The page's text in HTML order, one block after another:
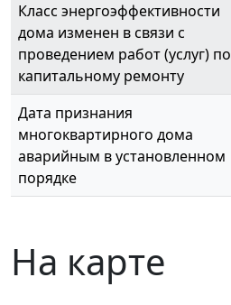
Класс энергоэффективности
дома изменен в связи с
проведением работ (услуг) по
капитальному ремонту
Дата признания
многоквартирного дома
аварийным в установленном
порядке
На карте